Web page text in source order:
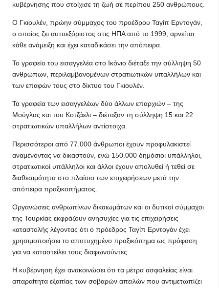
κυβέρνησης που στοίχισε τη ζωή σε περίπου 250 ανθρώπους.
Ο Γκιουλέν, πρώην σύμμαχος του προέδρου Ταγίπ Ερντογάν,
ο οποίος ζει αυτοεξόριστος στις ΗΠΑ από το 1999, αρνείται
κάθε ανάμειξη και έχει καταδικάσει την απόπειρα.
Το γραφείο του εισαγγελέα στο Ικόνιο διέταξε την σύλληψη 50
ανθρώπων, περιλαμβανομένων στρατιωτικών υπαλλήλων και
των επαφών τους στο δίκτυο του Γκιουλέν.
Τα γραφεία των εισαγγελέων δύο άλλων επαρχιών – της
Μούγλας και του Κοτζάελι – διέταξαν τη σύλληψη 15 και 22
στρατιωτικών υπαλλήλων αντίστοιχα.
Περισσότεροι από 77.000 άνθρωποι έχουν προφυλακιστεί
αναμένοντας να δικαστούν, ενώ 150.000 δημόσιοι υπάλληλοι,
στρατιωτικοί υπάλληλοι και άλλοι έχουν απολυθεί ή τεθεί σε
διαθεσιμότητα στο πλαίσιο των επιχειρήσεων μετά την
απόπειρα πραξικοπήματος.
Οργανώσεις ανθρωπίνων δικαιωμάτων και οι δυτικοί σύμμαχοι
της Τουρκίας εκφράζουν ανησυχίες για τις επιχειρήσεις
καταστολής λέγοντας ότι ο πρόεδρος Ταγίπ Ερντογάν έχει
χρησιμοποιήσει το αποτυχημένο πραξικόπημα ως πρόφαση
για να καταστείλει τους διαφωνούντες.
Η κυβέρνηση έχει ανακοινώσει ότι τα μέτρα ασφαλείας είναι
απαραίτητα εξαιτίας των σοβαρών απειλών που αντιμετωπίζει